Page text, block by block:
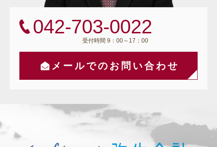
042-703-0022
受付時間 9：00～17：00
メールでのお問い合わせ